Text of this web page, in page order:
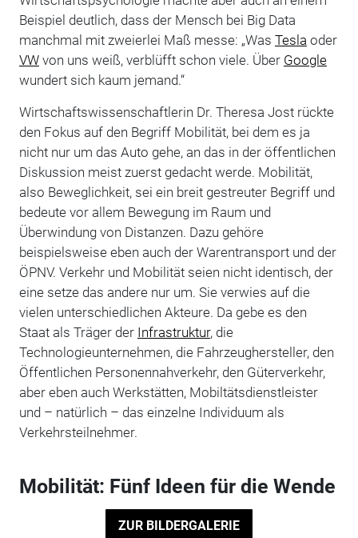
Beispiel deutlich, dass der Mensch bei Big Data
manchmal mit zweierlei Maß messe: „Was Tesla oder
VWvon uns weiß, verblüfft schon viele. Über Google
wundert sich kaum jemand.“
Wirtschaftswissenschaftlerin Dr. Theresa Jost rückte
den Fokus auf den Begriff Mobilität, bei dem es ja
nicht nur um das Auto gehe, an das in der öffentlichen
Diskussion meist zuerst gedacht werde. Mobilität,
also Beweglichkeit, sei ein breit gestreuter Begriff und
bedeute vor allem Bewegung im Raum und
Überwindung von Distanzen. Dazu gehöre
beispielsweise eben auch der Warentransport und der
ÖPNV. Verkehr und Mobilität seien nicht identisch, der
eine setze das andere nur um. Sie verwies auf die
vielen unterschiedlichen Akteure. Da gebe es den
Staat als Träger der Infrastruktur, die
Technologieunternehmen, die Fahrzeughersteller, den
Öffentlichen Personennahverkehr, den Güterverkehr,
aber eben auch Werkstätten, Mobiltätsdienstleister
und – natürlich – das einzelne Individuum als
Verkehrsteilnehmer.
Mobilität: Fünf Ideen für die Wende
ZUR BILDERGALERIE